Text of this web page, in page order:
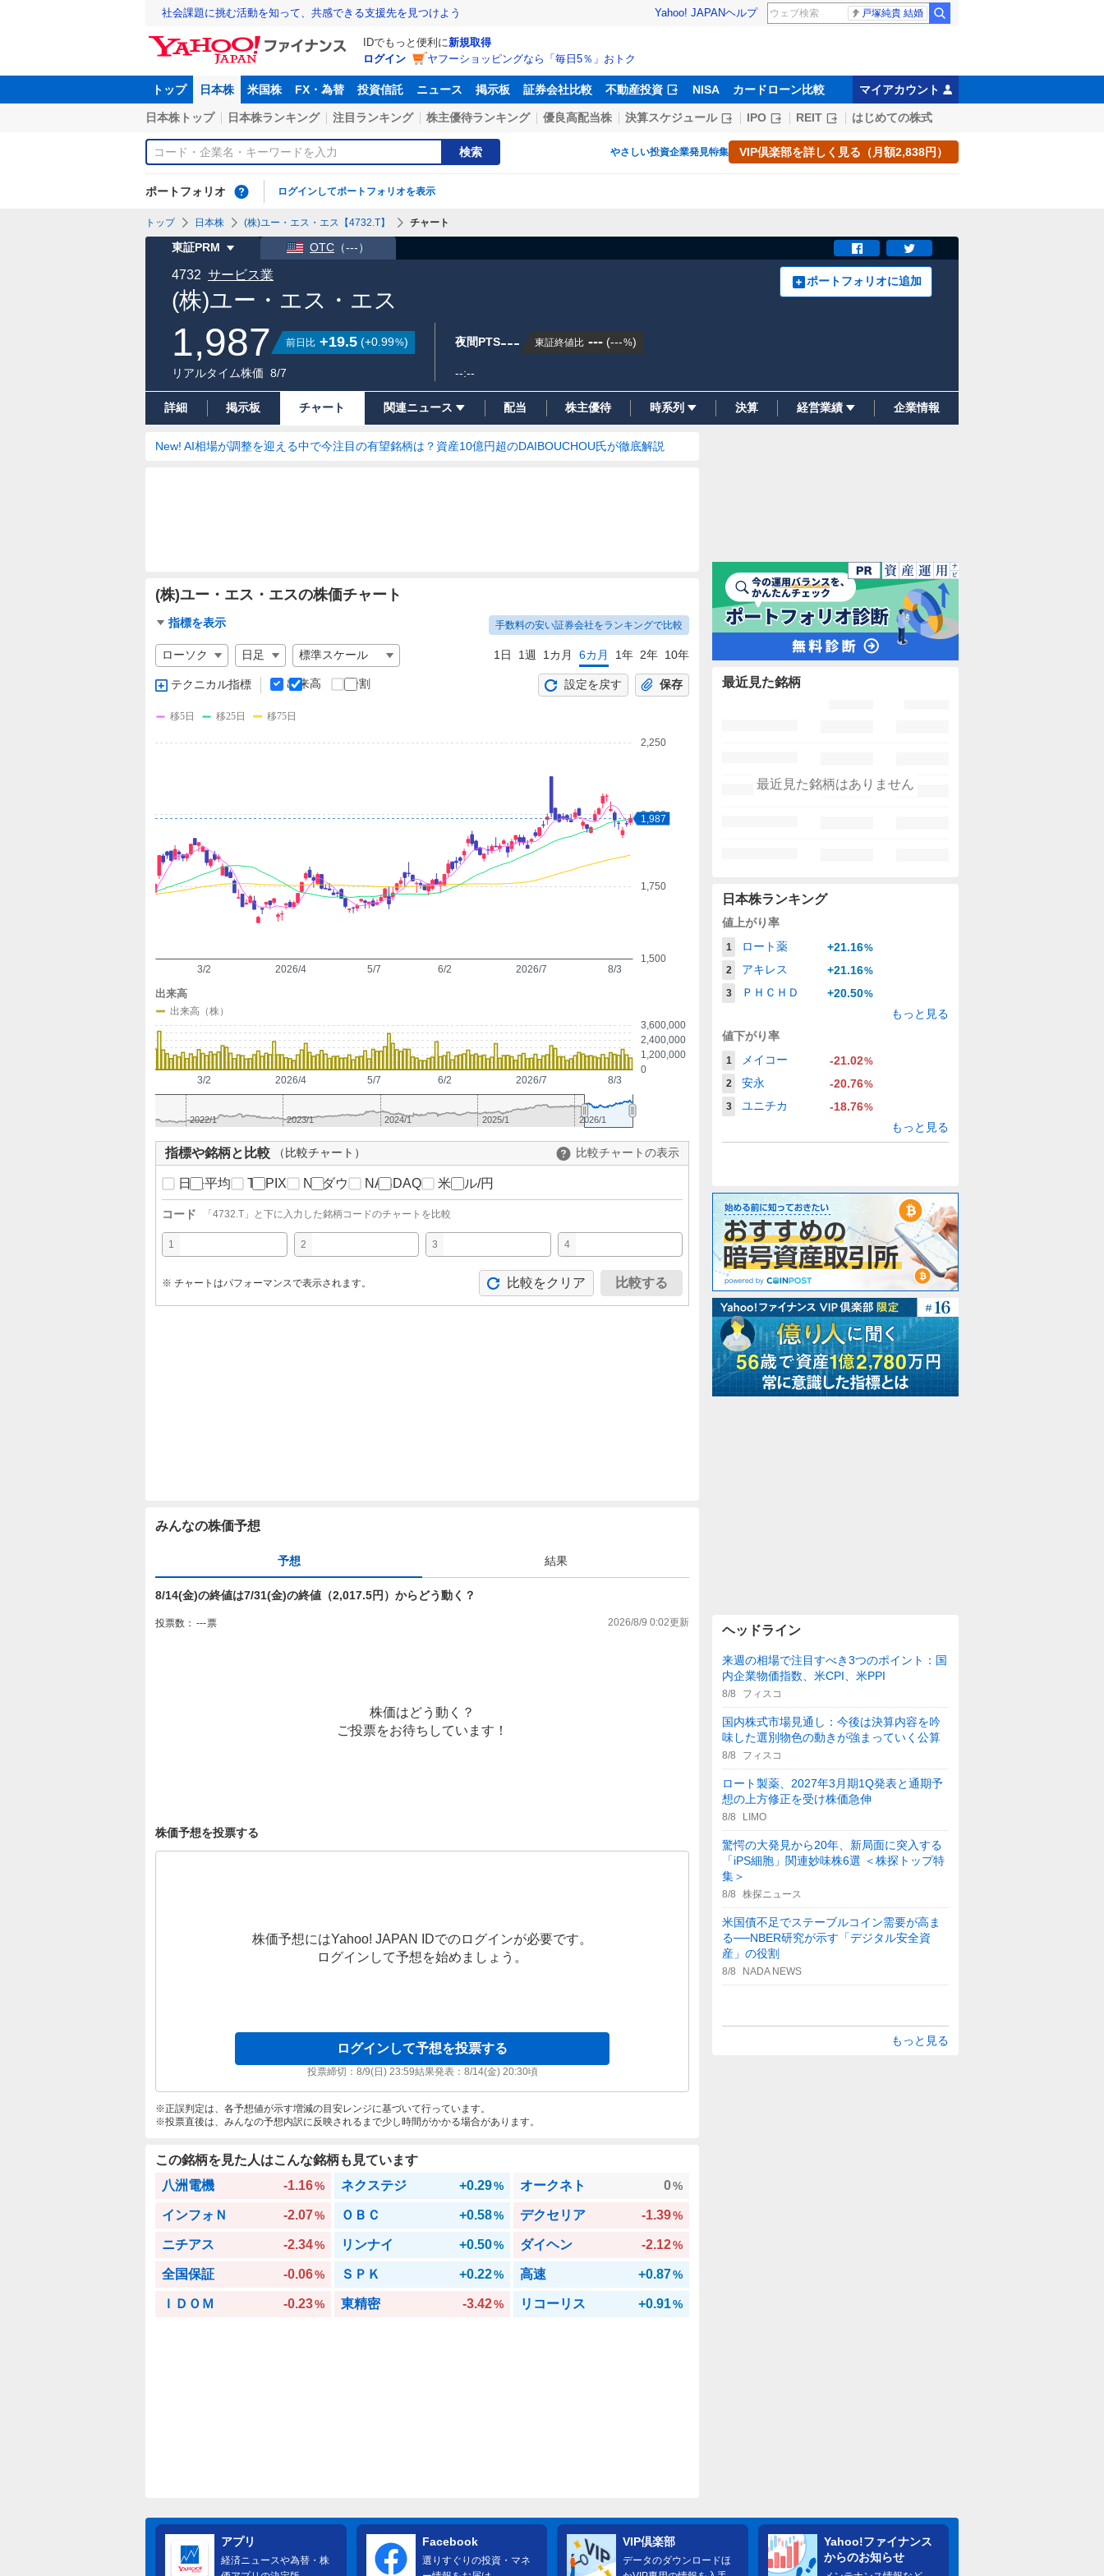
社会課題に挑む活動を知って、共感できる支援先を見つけよう Yahoo! JAPANヘルプ 戸塚純貴 結婚
IDでもっと便利に新規取得
ログイン
ヤフーショッピングなら「毎日5％」おトク
トップ 日本株 米国株 FX・為替 投資信託 ニュース 掲示板 証券会社比較 不動産投資 NISA カードローン比較 マイアカウント
日本株トップ 日本株ランキング 注目ランキング 株主優待ランキング 優良高配当株 決算スケジュール IPO REIT はじめての株式
検索 やさしい投資企業発見特集 VIP倶楽部を詳しく見る（月額2,838円）
ポートフォリオ ログインしてポートフォリオを表示
トップ 日本株 (株)ユー・エス・エス【4732.T】 チャート
東証PRM OTC （---）
(株)ユー・エス・エス
4732 サービス業 ポートフォリオに追加
1,987 前日比 +19.5 (+0.99%)
リアルタイム株価 8/7
夜間PTS--- 東証終値比 --- (---%)
--:--
詳細 掲示板 チャート 関連ニュース 配当 株主優待 時系列 決算 経営業績 企業情報
New! AI相場が調整を迎える中で今注目の有望銘柄は？資産10億円超のDAIBOUCHOU氏が徹底解説
(株)ユー・エス・エスの株価チャート
チ
ャ
ー
ト
指
標
手数料の安い証券会社をランキングで比較
指標を表示
チ
ャ
ー
の
定
1日 1週 1カ月 6カ月 1年 2年 10年
テクニカル指標 出来高 分割 設定を戻す 保存
1,500
1,750
2,000
2,250
2026/4 2026/7
3/2 5/7 6/2 8/3
1,987
移5日 移25日 移75日
0
1,200,000
2,400,000
3,600,000
2026/4 2026/7
3/2 5/7 6/2 8/3
出来高
出来高（株）
2023/1 2025/1
2022/1 2024/1 2026/1
指標や銘柄と比較 （比較チャート） 比較チャートの表示
日経平均 TOPIX NYダウ NASDAQ 米ドル/円
コード 「 4732.T 」と下に入力した銘柄コードのチャートを比較
1 2 3 4
※ チャートはパフォーマンスで表示されます。 比較をクリア 比較する
みんなの株価予想
予想 結果
8/14(金)の終値は7/31(金)の終値（2,017.5円）からどう動く？
投票数： ---票 2026/8/9 0:02更新
株価はどう動く？
ご投票をお待ちしています！
株価予想を投票する
株価予想にはYahoo! JAPAN IDでのログインが必要です。
ログインして予想を始めましょう。
ログインして予想を投票する
投票締切： 8/9(日) 23:59結果発表： 8/14(金) 20:30頃
正誤判定は、各予想値が示す増減の目安レンジに基づいて行っています。
投票直後は、みんなの予想内訳に反映されるまで少し時間がかかる場合があります。
この銘柄を見た人はこんな銘柄も見ています
八洲電機
-1.16% ネクステジ +0.29% オークネト 0%
インフォＮ -2.07% ＯＢＣ +0.58% デクセリア -1.39%
ニチアス -2.34% リンナイ +0.50% ダイヘン -2.12%
全国保証 -0.06% ＳＰＫ +0.22% 高速 +0.87%
ＩＤＯＭ -0.23% 東精密 -3.42% リコーリス +0.91%
最近見た銘柄
最近見た銘柄はありません
日本株ランキング
値上がり率
1 ロート薬 +21.16%
2
アキレス +21.16%
3
ＰＨＣＨＤ +20.50%
もっと見る
値下がり率
1 メイコー -21.02%
2
安永 -20.76%
3
ユニチカ -18.76%
もっと見る
ヘッドライン
来週の相場で注目すべき3つのポイント：国
内企業物価指数、米CPI、米PPI
8/8 フィスコ
国内株式市場見通し：今後は決算内容を吟
味した選別物色の動きが強まっていく公算
8/8 フィスコ
ロート製薬、2027年3月期1Q発表と通期予
想の上方修正を受け株価急伸
8/8 LIMO
驚愕の大発見から20年、新局面に突入する
「iPS細胞」関連妙味株6選 ＜株探トップ特
集＞
8/8 株探ニュース
米国債不足でステーブルコイン需要が高ま
る──NBER研究が示す「デジタル安全資
産」の役割
8/8 NADA NEWS
もっと見る
アプリ
経済ニュースや為替・株
Facebook
選りすぐりの投資・マネ
VIP倶楽部
データのダウンロードほ
Yahoo!ファイナンス
からのお知らせ